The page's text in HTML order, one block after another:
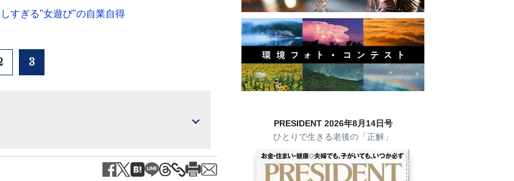
すぎる"女遊び"の自業自得
3
PRESIDENT 2026年8月14日号
ひとりで生きる老後の「正解」